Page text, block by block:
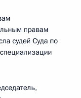
правам
судей Суда по